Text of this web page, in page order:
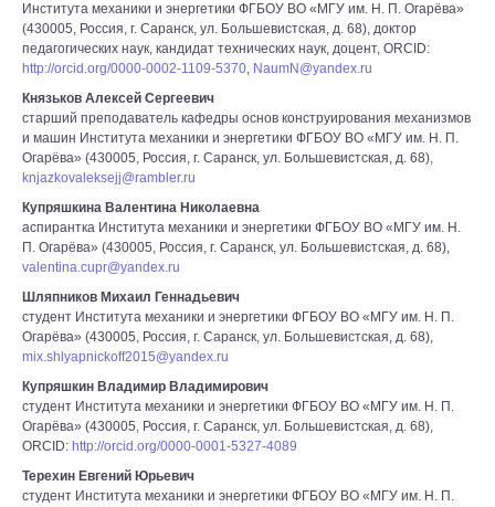
Института механики и энергетики ФГБОУ ВО «МГУ им. Н. П. Огарёва»
(430005, Россия, г. Саранск, ул. Большевистская, д. 68), доктор
педагогических наук, кандидат технических наук, доцент, ORCID:
http://orcid.org/0000-0002-1109-5370, NaumN@yandex.ru
Князьков Алексей Сергеевич
старший преподаватель кафедры основ конструирования механизмов
и машин Института механики и энергетики ФГБОУ ВО «МГУ им. Н. П.
Огарёва» (430005, Россия, г. Саранск, ул. Большевистская, д. 68),
knjazkovaleksejj@rambler.ru
Купряшкина Валентина Николаевна
аспирантка Института механики и энергетики ФГБОУ ВО «МГУ им. Н.
П. Огарёва» (430005, Россия, г. Саранск, ул. Большевистская, д. 68),
valentina.cupr@yandex.ru
Шляпников Михаил Геннадьевич
студент Института механики и энергетики ФГБОУ ВО «МГУ им. Н. П.
Огарёва» (430005, Россия, г. Саранск, ул. Большевистская, д. 68),
mix.shlyapnickoff2015@yandex.ru
Купряшкин Владимир Владимирович
студент Института механики и энергетики ФГБОУ ВО «МГУ им. Н. П.
Огарёва» (430005, Россия, г. Саранск, ул. Большевистская, д. 68),
ORCID: http://orcid.org/0000-0001-5327-4089
Терехин Евгений Юрьевич
студент Института механики и энергетики ФГБОУ ВО «МГУ им. Н. П.